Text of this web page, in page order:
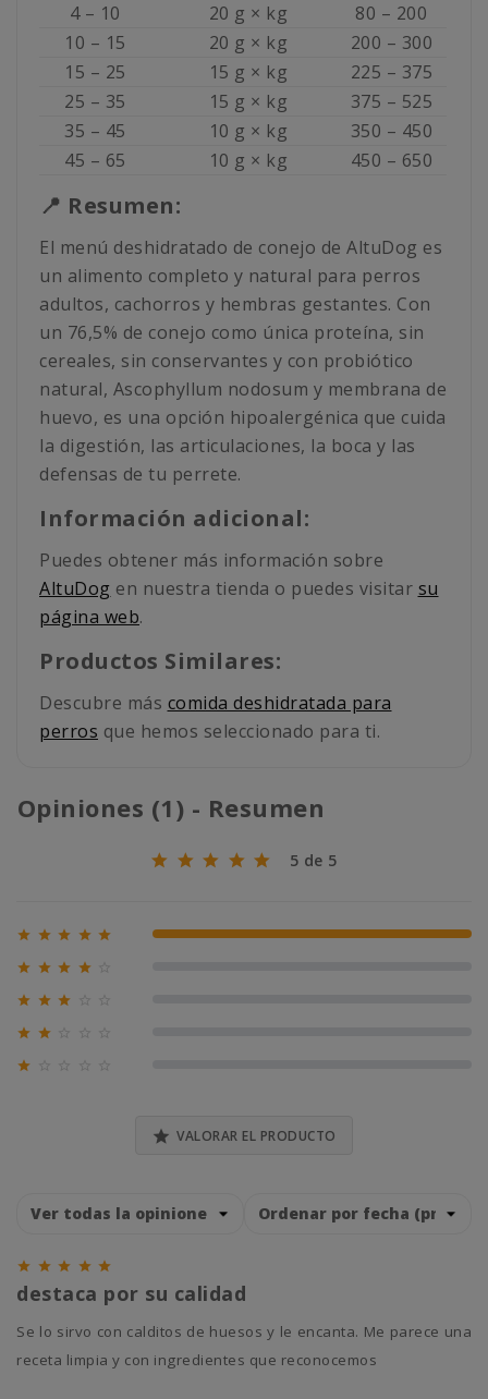
4 – 10
20 g × kg
80 – 200
10 – 15
20 g × kg
200 – 300
15 – 25
15 g × kg
225 – 375
25 – 35
15 g × kg
375 – 525
35 – 45
10 g × kg
350 – 450
45 – 65
10 g × kg 450 – 650
📍 Resumen:
El menú deshidratado de conejo de AltuDog es
un alimento completo y natural para perros
adultos, cachorros y hembras gestantes. Con
un 76,5% de conejo como única proteína, sin
cereales, sin conservantes y con probiótico
natural, Ascophyllum nodosum y membrana de
huevo, es una opción hipoalergénica que cuida
la digestión, las articulaciones, la boca y las
defensas de tu perrete.
Información adicional:
Puedes obtener más información sobre
AltuDog en nuestra tienda o puedes visitar su
página web.
Productos Similares:
Descubre más comida deshidratada para
perros que hemos seleccionado para ti.
Opiniones (1) - Resumen
5 de 5
     100% (1)
   
  
 

 VALORAR EL PRODUCTO
    
destaca por su calidad
se lo sirvo con calditos de huesos y le encanta. Me parece una
receta limpia y con ingredientes que reconocemos